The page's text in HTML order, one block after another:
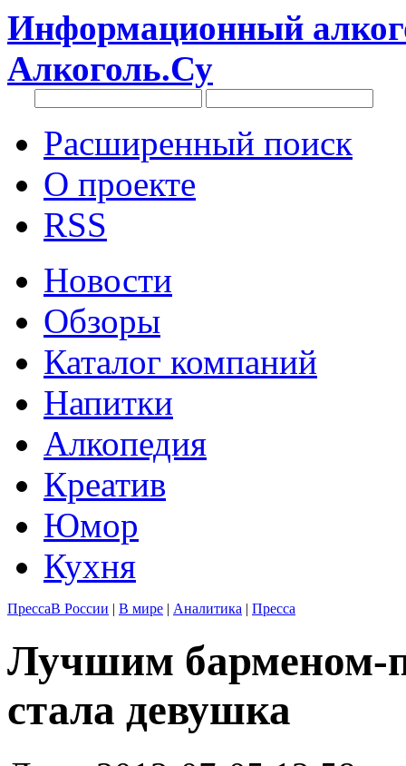
Информационный
Алкоголь.Су
Расширенный поиск
О проекте
RSS
Новости
Обзоры
Каталог компаний
Напитки
Алкопедия
Креатив
Юмор
Кухня
ПрессаВ России | В мире | Аналитика | Пресса
Лучшим барменом-
стала девушка